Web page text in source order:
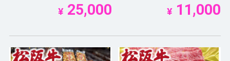
¥25,000 ¥11,000